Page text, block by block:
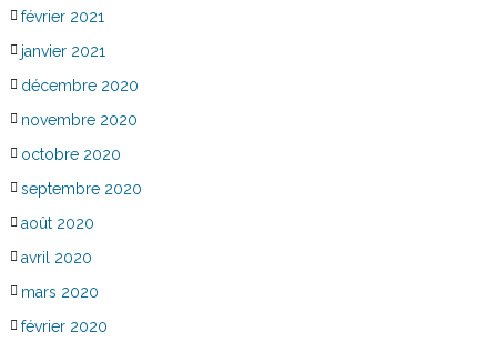
février 2021
janvier 2021
décembre 2020
novembre 2020
octobre 2020
septembre 2020
août 2020
avril 2020
mars 2020
février 2020